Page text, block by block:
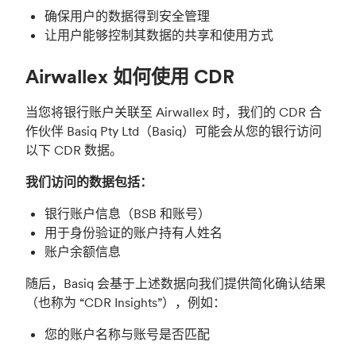
确保用户的数据得到安全管理
让用户能够控制其数据的共享和使用方式
Airwallex 如何使用 CDR
当您将银行账户关联至 Airwallex 时，我们的 CDR 合
作伙伴 Basiq Pty Ltd（Basiq）可能会从您的银行访问
以下 CDR 数据。
我们访问的数据包括：
银行账户信息（BSB 和账号）
用于身份验证的账户持有人姓名
账户余额信息
随后，Basiq 会基于上述数据向我们提供简化确认结果
（也称为 “CDR Insights”），例如：
您的账户名称与账号是否匹配